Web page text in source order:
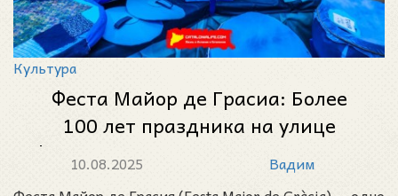
Культура
Феста Майор де Грасиа: Более
100 лет праздника на улице
Фратернитат и на площади Пласа
10.08.2025
Вадим